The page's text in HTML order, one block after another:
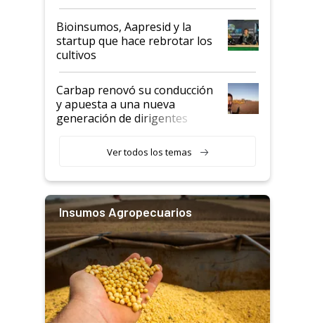
Bioinsumos, Aapresid y la
startup que hace rebrotar los
cultivos
Carbap renovó su conducción
y apuesta a una nueva
generación de dirigentes
Ver todos los temas
Insumos Agropecuarios